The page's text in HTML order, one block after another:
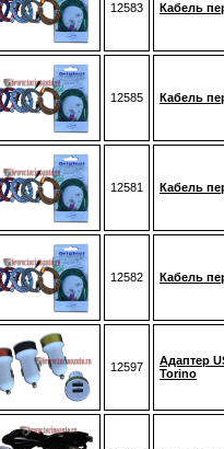
12583 Кабель
12585 Кабель
12581 Кабель
12582 Кабель
12597
Адаптер
Torino